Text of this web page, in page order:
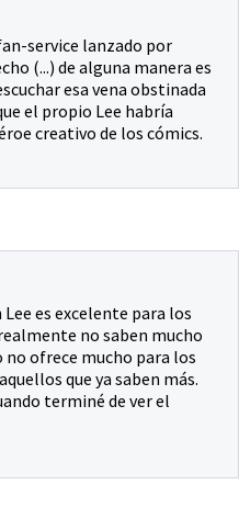
service lanzado por
(...) de alguna manera es
esa vena obstinada
el propio Lee habría
creativo de los cómics.
es excelente para los
no saben mucho
ofrece mucho para los
que ya saben más.
terminé de ver el